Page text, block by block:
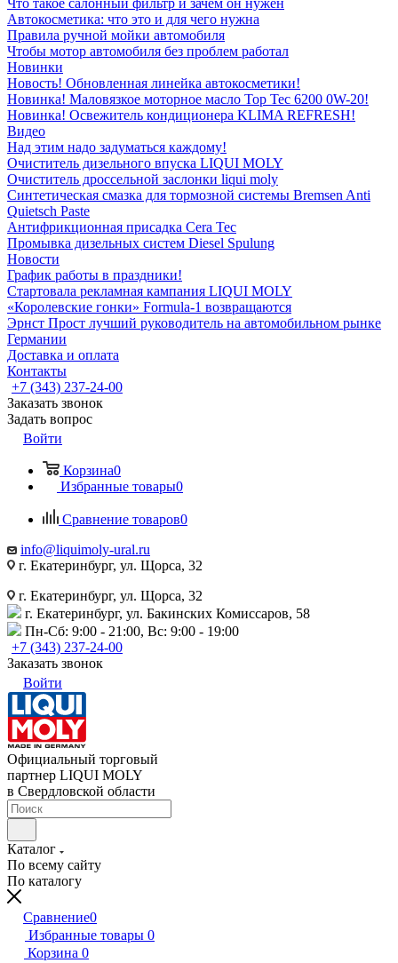
Что такое салонный фильтр и зачем он нужен
Автокосметика: что это и для чего нужна
Правила ручной мойки автомобиля
Чтобы мотор автомобиля без проблем работал
Новинки
Новость! Обновленная линейка автокосметики!
Новинка! Маловязкое моторное масло Top Tec 6200 0W-20!
Новинка! Освежитель кондиционера KLIMA REFRESH!
Видео
Над этим надо задуматься каждому!
Очиститель дизельного впуска LIQUI MOLY
Очиститель дроссельной заслонки liqui moly
Синтетическая смазка для тормозной системы Bremsen Anti
Quietsch Paste
Антифрикционная присадка Cera Tec
Промывка дизельных систем Diesel Spulung
Новости
График работы в праздники!
Стартовала рекламная кампания LIQUI MOLY
«Королевские гонки» Formula-1 возвращаются
Эрнст Прост лучший руководитель на автомобильном рынке
Германии
Доставка и оплата
Контакты
+7 (343) 237-24-00
Заказать звонок
Задать вопрос
Войти
Корзина0
Избранные товары0
Сравнение товаров0
info@liquimoly-ural.ru
г. Екатеринбург, ул. Щорса, 32
г. Екатеринбург, ул. Щорса, 32
г. Екатеринбург, ул. Бакинских Комиссаров, 58
Пн-Сб: 9:00 - 21:00, Вс: 9:00 - 19:00
+7 (343) 237-24-00
Заказать звонок
Войти
Официальный торговый
партнер LIQUI MOLY
в Свердловской области
Каталог
По всему сайту
По каталогу
Сравнение0
Избранные товары 0
Корзина 0